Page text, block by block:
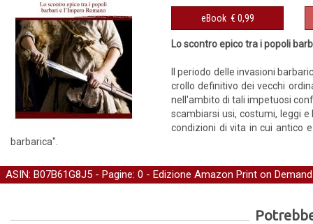
eBook € 0,99
Lo scontro epico tra i popoli
Il periodo delle invasioni
crollo definitivo dei vecchi
nell'ambito di tali impetuosi
scambiarsi usi, costumi, leggi
condizioni di vita in cui antico
barbarica".
ASIN: B07B61G8J5 - Pagine: 0 - Edizione Amazon Print on Demand